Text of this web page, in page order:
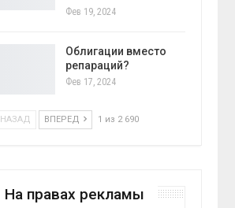
Фев 19, 2024
Облигации вместо
репараций?
Фев 17, 2024
НАЗАД ВПЕРЕД 1 из 2 690
На правах рекламы